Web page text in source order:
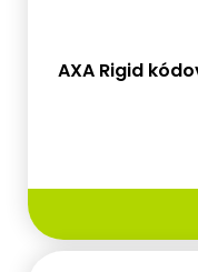
AXA Rigid